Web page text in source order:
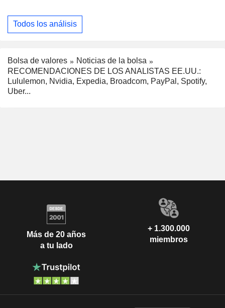
Todos los análisis
Bolsa de valores
Noticias de la bolsa
RECOMENDACIONES DE LOS ANALISTAS EE.UU.:
Lululemon, Nvidia, Expedia, Broadcom, PayPal, Spotify,
Uber...
Más de 20 años
a tu lado
+ 1.300.000
miembros